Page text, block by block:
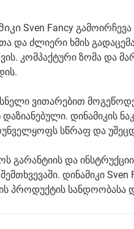
Sven Fancy გამოირჩევა
და ძლიერი ხმის
კომპაქტური ზომა და
ვითარებით
დინამიკის
სწრაფ და
გარანტიის და
დინამიკი
პროდუქტის სანდოობასა